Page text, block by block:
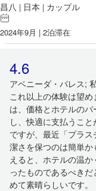
昌八 | 日本 | カップル
2024年9月 | 2泊滞在
4.6
アベニーダ・パレス;
これ以上の体験は望
は、価格とホテルの
し、快適に支払うこ
ですが、最近「プラ
潔さを保つのは簡単
えると、ホテルの温
ったものであるべき
めて素晴らしいです。